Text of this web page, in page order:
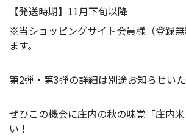
【発送時期】11月下旬以降
※当ショッピングサイト会員様（登録
ます。
第2弾・第3弾の詳細は別途お知らせいた
ぜひこの機会に庄内の秋の味覚「庄内
い！